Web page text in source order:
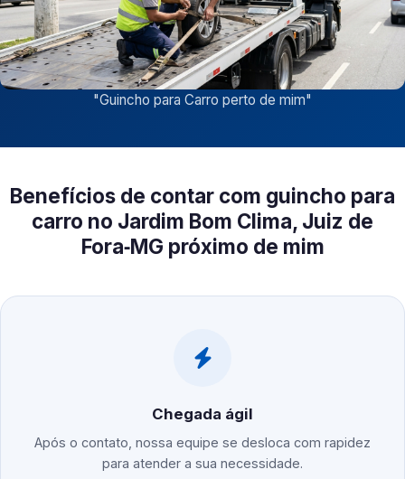
"Guincho para Carro perto de mim"
Benefícios de contar com guincho para
carro no Jardim Bom Clima, Juiz de
Fora‑MG próximo de mim
Chegada ágil
Após o contato, nossa equipe se desloca com rapidez
para atender a sua necessidade.